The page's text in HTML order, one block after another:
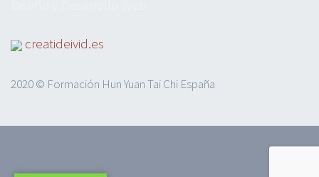
creatideivid.es
2020 © Formación Hun Yuan Tai Chi España